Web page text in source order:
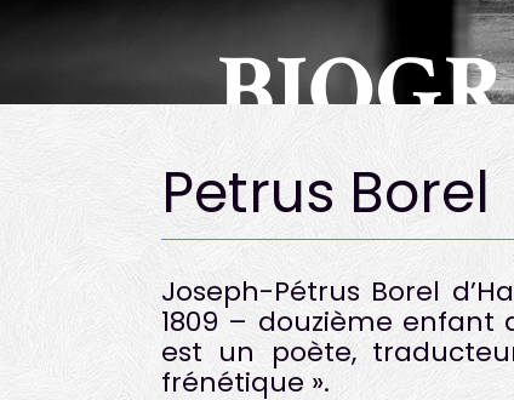
Petrus Borel
Joseph-Pétrus Borel
1809 – douzième
est un poète,
frénétique ».